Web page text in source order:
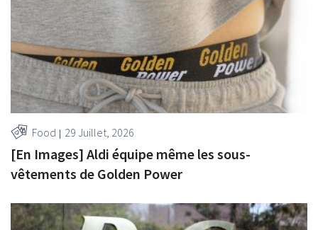
Food 29 Juillet, 2026
[En Images] Aldi équipe même les sous-
vêtements de Golden Power